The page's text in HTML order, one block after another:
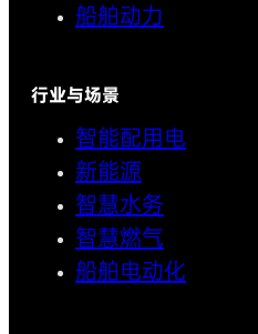
船舶动力
行业与场景
智能配用电
新能源
智慧水务
智慧燃气
船舶电动化